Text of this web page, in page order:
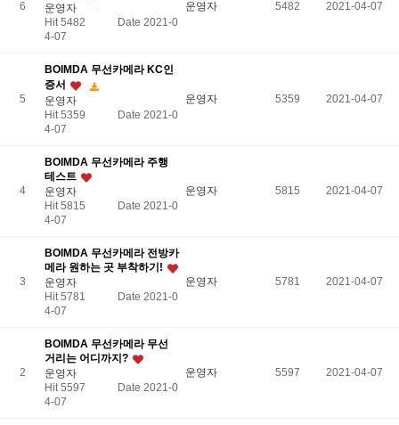
6
운영자
Hit 5482
Date 2021-0
4-07
운영자 5482 2021-04-07
5
BOIMDA 무선카메라 KC인
증서
운영자
Hit 5359
Date 2021-0
4-07
운영자 5359 2021-04-07
4
BOIMDA 무선카메라 주행
테스트
운영자
Hit 5815
Date 2021-0
4-07
운영자 5815 2021-04-07
3
BOIMDA 무선카메라 전방카
메라 원하는 곳 부착하기!
운영자
Hit 5781
Date 2021-0
4-07
운영자 5781 2021-04-07
2
BOIMDA 무선카메라 무선
거리는 어디까지?
운영자
Hit 5597
Date 2021-0
4-07
운영자 5597 2021-04-07